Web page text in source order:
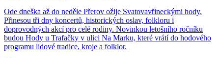
Ode dneška až do neděle Přerov ožije Svatovavřineckými hody.
Přinesou tři dny koncertů, historických oslav, folkloru i
doprovodných akcí pro celé rodiny. Novinkou letošního ročníku
budou Hody u Trafačky v ulici Na Marku, které vrátí do hodového
programu lidové tradice, kroje a folklor.